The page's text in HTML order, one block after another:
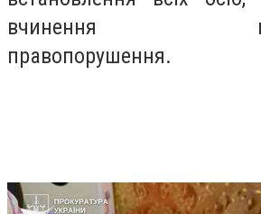
вчинення
правопорушення.